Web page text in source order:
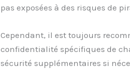
pas exposées à des risques de
Cependant, il est toujours
confidentialité spécifiques de
sécurité supplémentaires si